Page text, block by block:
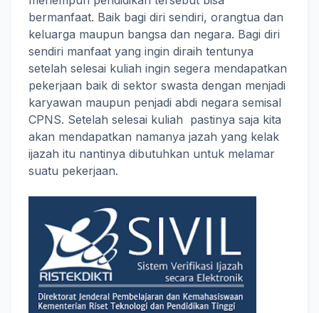
bermanfaat. Baik bagi diri sendiri, orangtua dan
keluarga maupun bangsa dan negara. Bagi diri
sendiri manfaat yang ingin diraih tentunya
setelah selesai kuliah ingin segera mendapatkan
pekerjaan baik di sektor swasta dengan menjadi
karyawan maupun penjadi abdi negara semisal
CPNS. Setelah selesai kuliah pastinya saja kita
akan mendapatkan namanya jazah yang kelak
ijazah itu nantinya dibutuhkan untuk melamar
suatu pekerjaan.